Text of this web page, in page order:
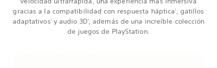
gracias a la compatibilidad con respuesta háptica , gatillos
adaptativosy audio 3D, además de una increíble colección
de juegos de PlayStation.